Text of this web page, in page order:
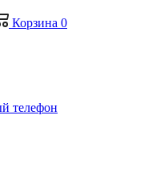
Корзина 0
телефон